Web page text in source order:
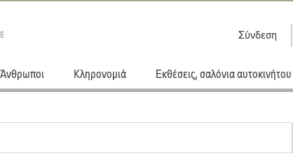
Σύνδεση
Άνθρωποι Κληρονομιά Εκθέσεις, σαλόνια αυτοκινήτου